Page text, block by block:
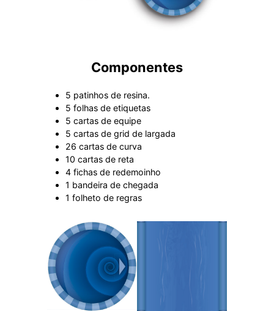
Componentes
5 patinhos de resina.
5 folhas de etiquetas
5 cartas de equipe
5 cartas de grid de largada
26 cartas de curva
10 cartas de reta
4 fichas de redemoinho
1 bandeira de chegada
1 folheto de regras